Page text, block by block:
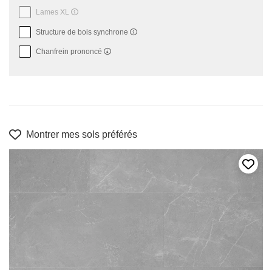
Lames XL
Structure de bois synchrone
Chanfrein prononcé
Montrer mes sols préférés